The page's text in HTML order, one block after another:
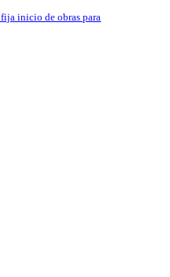
inicio de obras para